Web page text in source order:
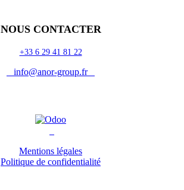
NOUS CONTACTER
+33 6 29 41 81 22
info@anor-group.fr
Mentions légales
Politique de confidentialité